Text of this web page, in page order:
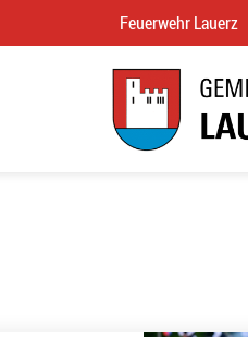
Feuerwehr Lauerz